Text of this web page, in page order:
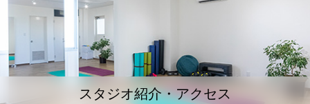
スタジオ紹介・アクセス